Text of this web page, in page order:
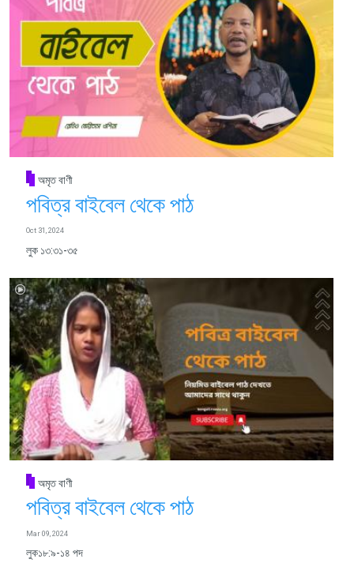
অমৃত বাণী
পবিত্র বাইবেল থেকে পাঠ
Oct 31, 2024
লুক ১৩:৩১-৩৫
অমৃত বাণী
পবিত্র বাইবেল থেকে পাঠ
Mar 09, 2024
লুক১৮:৯-১৪ পদ